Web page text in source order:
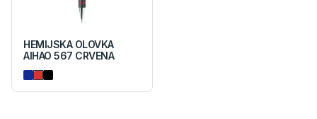
HEMIJSKA OLOVKA
AIHAO 567 CRVENA